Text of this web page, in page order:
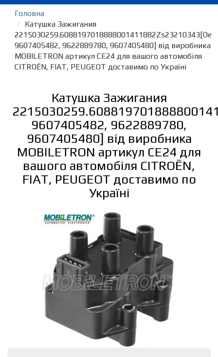
Головна
Катушка Зажигания
2215030259.6088197018888001411882Zs23210343[Oe
9607405482, 9622889780, 9607405480] від виробника
MOBILETRON артикул CE24 для вашого автомобіля
CITROËN, FIAT, PEUGEOT доставимо по Україні
Катушка Зажигания
9607405482, 9622889780,
9607405480] від виробника
MOBILETRON артикул CE24 для
вашого автомобіля CITROËN,
FIAT, PEUGEOT доставимо по
Україні